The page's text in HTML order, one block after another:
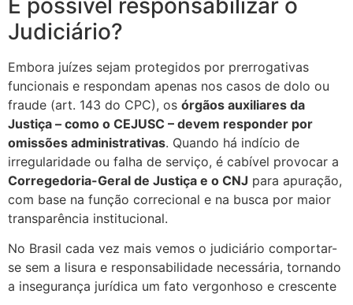
É possível responsabilizar o
Judiciário?
Embora juízes sejam protegidos por prerrogativas
funcionais e respondam apenas nos casos de dolo ou
fraude (art. 143 do CPC), os órgãos auxiliares da
Justiça – como o CEJUSC – devem responder por
omissões administrativas. Quando há indício de
irregularidade ou falha de serviço, é cabível provocar a
Corregedoria-Geral de Justiça e o CNJ para apuração,
com base na função correcional e na busca por maior
transparência institucional.
No Brasil cada vez mais vemos o judiciário comportar-
se sem a lisura e responsabilidade necessária, tornando
a insegurança jurídica um fato vergonhoso e crescente